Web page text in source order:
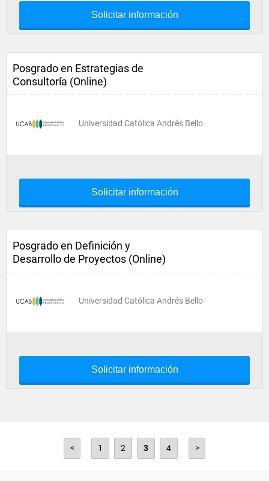
Solicitar información
Posgrado en Estrategias de
Consultoría (Online)
Universidad Católica Andrés Bello
Solicitar información
Posgrado en Definición y
Desarrollo de Proyectos (Online)
Universidad Católica Andrés Bello
Solicitar información
< 1 2 3 4 >